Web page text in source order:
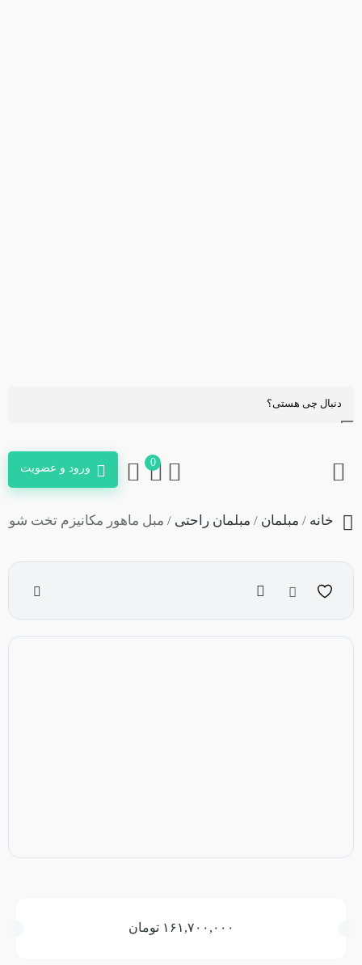
ورود و عضویت 0
خانه / مبلمان / مبلمان راحتی / مبل ماهور مکانیزم تخت شو
مقایسه
۱۶۱,۷۰۰,۰۰۰ تومان